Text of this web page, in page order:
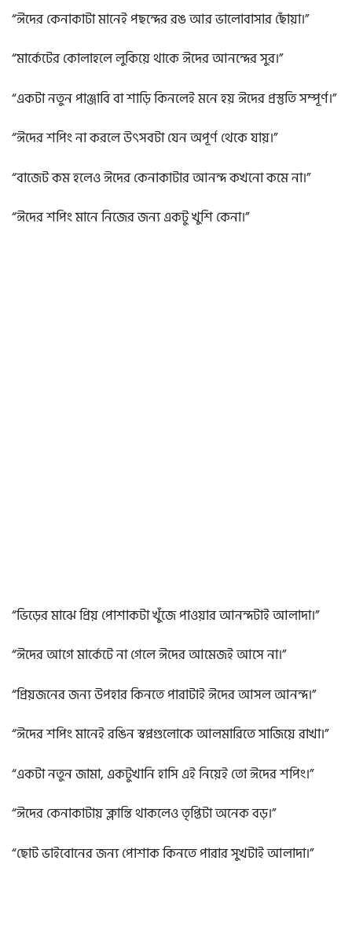
“ঈদের কেনাকাটা মানেই পছন্দের রঙ আর ভালোবাসার ছোঁয়া।”
“মার্কেটের কোলাহলে লুকিয়ে থাকে ঈদের আনন্দের সুর।”
“একটা নতুন পাঞ্জাবি বা শাড়ি কিনলেই মনে হয় ঈদের প্রস্তুতি সম্পূর্ণ।”
“ঈদের শপিং না করলে উৎসবটা যেন অপূর্ণ থেকে যায়।”
“বাজেট কম হলেও ঈদের কেনাকাটার আনন্দ কখনো কমে না।”
“ঈদের শপিং মানে নিজের জন্য একটু খুশি কেনা।”
“ভিড়ের মাঝে প্রিয় পোশাকটা খুঁজে পাওয়ার আনন্দটাই আলাদা।”
“ঈদের আগে মার্কেটে না গেলে ঈদের আমেজই আসে না।”
“প্রিয়জনের জন্য উপহার কিনতে পারাটাই ঈদের আসল আনন্দ।”
“ঈদের শপিং মানেই রঙিন স্বপ্নগুলোকে আলমারিতে সাজিয়ে রাখা।”
“একটা নতুন জামা, একটুখানি হাসি এই নিয়েই তো ঈদের শপিং।”
“ঈদের কেনাকাটায় ক্লান্তি থাকলেও তৃপ্তিটা অনেক বড়।”
“ছোট ভাইবোনের জন্য পোশাক কিনতে পারার সুখটাই আলাদা।”